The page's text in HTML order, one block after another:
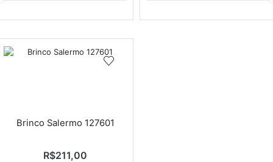
Brinco Salermo 127601
R$211,00